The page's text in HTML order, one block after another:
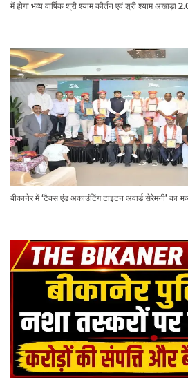
में होगा भव्य वार्षिक श्री श्याम कीर्तन एवं श्री श्याम अखाड़ा
बीकानेर में ‘टैक्स एंड अकाउंटिंग टाइटन अवार्ड सेरेमनी’ का